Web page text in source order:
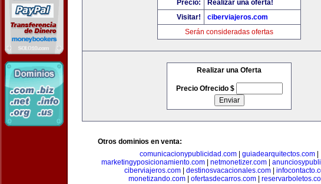
Precio:
Realizar una oferta!
Visitar!
ciberviajeros.com
Serán consideradas ofertas
Realizar una Oferta
Precio Ofrecido $
Otros dominios en venta:
comunicacionypublicidad.com
guiadearquitectos.com
marketingyposicionamiento.com| netmonetizer.com|
ciberviajeros.com
destinosvacacionales.com
monetizando.com| ofertasdecarros.com|